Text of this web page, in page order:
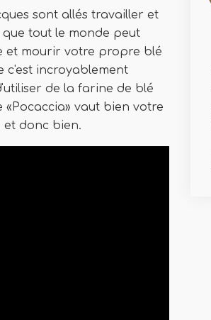
sont allés travailler et
tout le monde peut
et mourir votre propre blé
c'est incroyablement
de la farine de blé
vaut bien votre
et donc bien.